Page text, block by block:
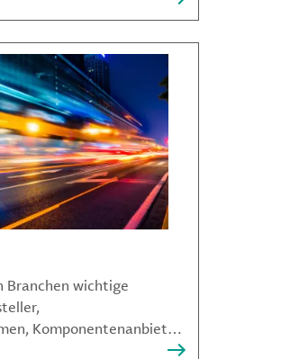
zu
Branchen wichtige
Komponentenanbieter,